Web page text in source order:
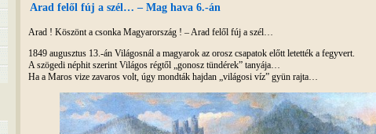
Arad felől fúj a szél… – Mag hava 6.-án
Arad ! Köszönt a csonka Magyarország ! – Arad felől fúj a szél…
1849 augusztus 13.-án Világosnál a magyarok az orosz csapatok előtt letették a fegyvert.
A szögedi néphit szerint Világos régtől „gonosz tündérek” tanyája…
Ha a Maros vize zavaros volt, úgy mondták hajdan „világosi víz” gyün rajta…